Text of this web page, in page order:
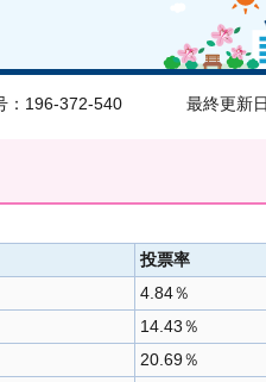
：196-372-540 最終更新
投票率
4.84％
14.43％
20.69％